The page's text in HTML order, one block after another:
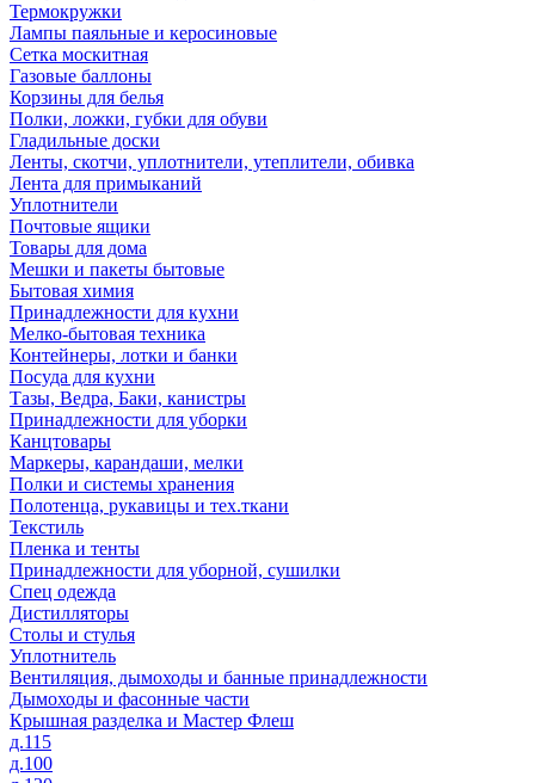
Термокружки
Лампы паяльные и керосиновые
Сетка москитная
Газовые баллоны
Корзины для белья
Полки, ложки, губки для обуви
Гладильные доски
Ленты, скотчи, уплотнители, утеплители, обивка
Лента для примыканий
Уплотнители
Почтовые ящики
Товары для дома
Мешки и пакеты бытовые
Бытовая химия
Принадлежности для кухни
Мелко-бытовая техника
Контейнеры, лотки и банки
Посуда для кухни
Тазы, Ведра, Баки, канистры
Принадлежности для уборки
Канцтовары
Маркеры, карандаши, мелки
Полки и системы хранения
Полотенца, рукавицы и тех.ткани
Текстиль
Пленка и тенты
Принадлежности для уборной, сушилки
Спец одежда
Дистилляторы
Столы и стулья
Уплотнитель
Вентиляция, дымоходы и банные принадлежности
Дымоходы и фасонные части
Крышная разделка и Мастер Флеш
д.115
д.100